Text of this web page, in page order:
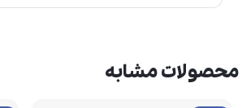
محصولات مشابه